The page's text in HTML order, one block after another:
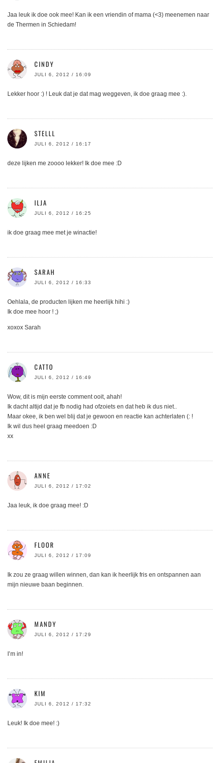
Jaa leuk ik doe ook mee! Kan ik een vriendin of mama (<3) meenemen naar
de Thermen in Schiedam!
CINDY
JULI 6, 2012 / 16:09
Lekker hoor :) ! Leuk dat je dat mag weggeven, ik doe graag mee :).
STELLL
JULI 6, 2012 / 16:17
deze lijken me zoooo lekker! Ik doe mee :D
ILJA
JULI 6, 2012 / 16:25
ik doe graag mee met je winactie!
SARAH
JULI 6, 2012 / 16:33
Oehlala, de producten lijken me heerlijk hihi :)
Ik doe mee hoor ! ;)
xoxox Sarah
CATTO
JULI 6, 2012 / 16:49
Wow, dit is mijn eerste comment ooit, ahah!
Ik dacht altijd dat je fb nodig had ofzoiets en dat heb ik dus niet..
Maar okee, ik ben wel blij dat je gewoon en reactie kan achterlaten (: !
Ik wil dus heel graag meedoen :D
xx
ANNE
JULI 6, 2012 / 17:02
Jaa leuk, ik doe graag mee! :D
FLOOR
JULI 6, 2012 / 17:09
Ik zou ze graag willen winnen, dan kan ik heerlijk fris en ontspannen aan
mijn nieuwe baan beginnen.
MANDY
JULI 6, 2012 / 17:29
I’m in!
KIM
JULI 6, 2012 / 17:32
Leuk! Ik doe mee! :)